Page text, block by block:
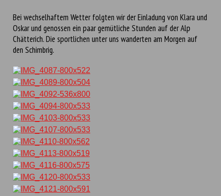
Bei wechselhaftem Wetter folgten wir der Einladung von Klara und
Oskar und genossen ein paar gemütliche Stunden auf der Alp
Chätterich. Die sportlichen unter uns wanderten am Morgen auf
den Schimbrig.